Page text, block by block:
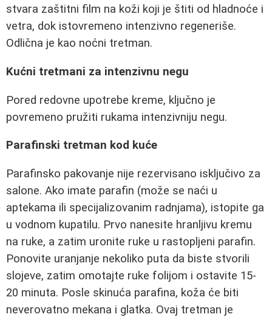
stvara zaštitni film na koži koji je štiti od hladnoće i
vetra, dok istovremeno intenzivno regeneriše.
Odlična je kao noćni tretman.
Kućni tretmani za intenzivnu negu
Pored redovne upotrebe kreme, ključno je
povremeno pružiti rukama intenzivniju negu.
Parafinski tretman kod kuće
Parafinsko pakovanje nije rezervisano isključivo za
salone. Ako imate parafin (može se naći u
aptekama ili specijalizovanim radnjama), istopite ga
u vodnom kupatilu. Prvo nanesite hranljivu kremu
na ruke, a zatim uronite ruke u rastopljeni parafin.
Ponovite uranjanje nekoliko puta da biste stvorili
slojeve, zatim omotajte ruke folijom i ostavite 15-
20 minuta. Posle skinuća parafina, koža će biti
neverovatno mekana i glatka. Ovaj tretman je